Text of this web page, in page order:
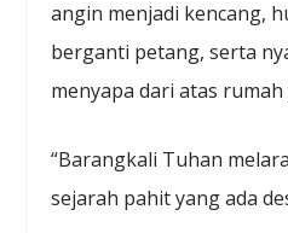
angin menjadi kencang,
berganti petang, serta
menyapa dari atas
“Barangkali Tuhan
sejarah pahit yang ada